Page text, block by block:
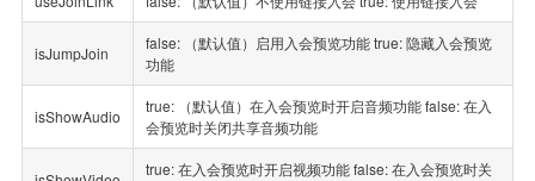
isJumpJoin
false: （默认值）启用入会预览功能 true: 隐藏入会预览
功能
isShowAudio
true: （默认值）在入会预览时开启音频功能 false: 在入
会预览时关闭共享音频功能
true: 在入会预览时开启视频功能 false: 在入会预览时关